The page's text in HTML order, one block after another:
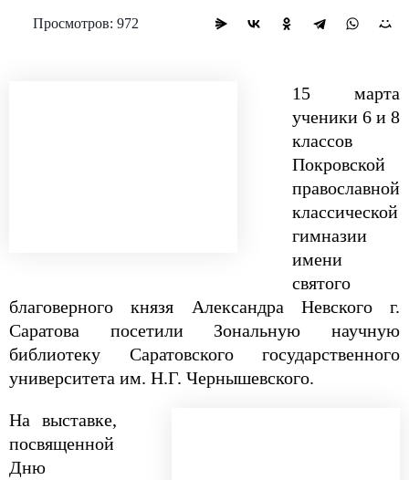
Просмотров: 972
15 марта
ученики 6 и 8
классов
Покровской
православной
классической
гимназии
имени
святого
благоверного князя Александра Невского г.
Саратова посетили Зональную научную
библиотеку Саратовского государственного
университета им. Н.Г. Чернышевского.
На выставке,
посвященной
Дню